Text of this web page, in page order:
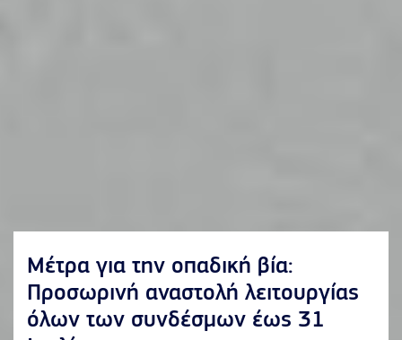
Μέτρα για την οπαδική βία:
Προσωρινή αναστολή λειτουργίας
όλων των συνδέσμων έως 31